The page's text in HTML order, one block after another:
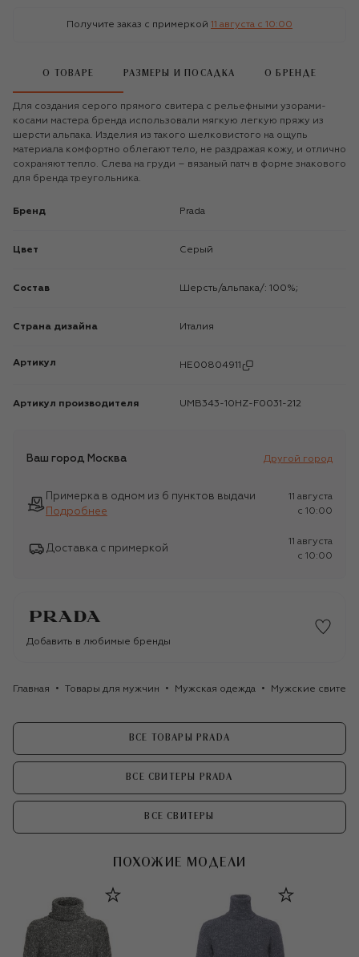
Получите заказ с примеркой 11 августа c 10:00
О ТОВАРЕ РАЗМЕРЫ И ПОСАДКА О БРЕНДЕ
Для создания серого прямого свитера с рельефными узорами-
косами мастера бренда использовали мягкую легкую пряжу из
шерсти альпака. Изделия из такого шелковистого на ощупь
материала комфортно облегают тело, не раздражая кожу, и отлично
сохраняют тепло. Слева на груди – вязаный патч в форме знакового
для бренда треугольника.
Бренд Prada
Цвет Серый
Состав Шерсть/альпака/: 100%;
Страна дизайна Италия
Артикул HE00804911
Артикул производителя UMB343-10HZ-F0031-212
Ваш город Москва Другой город
Примерка в одном из 6 пунктов выдачи
Подробнее
11 августа
c 10:00
Доставка с примеркой
11 августа
c 10:00
Добавить в любимые бренды
Главная Товары для мужчин Мужская одежда Мужские свитеры
ВСЕ ТОВАРЫ PRADA
ВСЕ СВИТЕРЫ PRADA
ВСЕ СВИТЕРЫ
ПОХОЖИЕ МОДЕЛИ